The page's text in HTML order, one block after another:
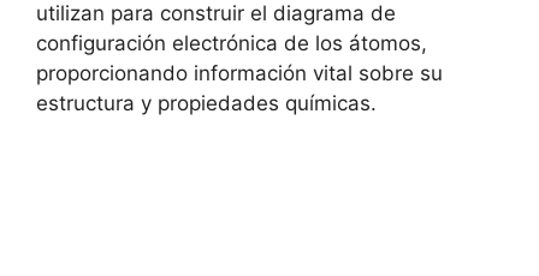
utilizan para construir el diagrama de
configuración electrónica de los átomos,
proporcionando información vital sobre su
estructura y propiedades químicas.